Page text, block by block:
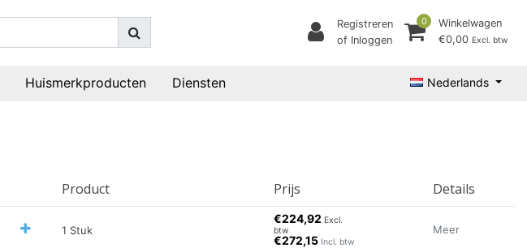
Registreren
of Inloggen
0
Winkelwagen
€0,00 Excl. btw
Huismerkproducten Diensten Nederlands
Product Prijs Details
1 Stuk
€224,92 Excl.
btw
€272,15 Incl. btw
Meer